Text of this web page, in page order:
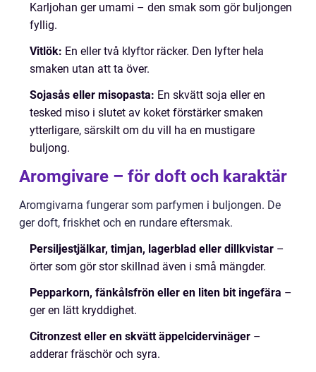
Karljohan ger umami – den smak som gör buljongen
fyllig.
Vitlök: En eller två klyftor räcker. Den lyfter hela
smaken utan att ta över.
Sojasås eller misopasta: En skvätt soja eller en
tesked miso i slutet av koket förstärker smaken
ytterligare, särskilt om du vill ha en mustigare
buljong.
Aromgivare – för doft och karaktär
Aromgivarna fungerar som parfymen i buljongen. De
ger doft, friskhet och en rundare eftersmak.
Persiljestjälkar, timjan, lagerblad eller dillkvistar –
örter som gör stor skillnad även i små mängder.
Pepparkorn, fänkålsfrön eller en liten bit ingefära –
ger en lätt kryddighet.
Citronzest eller en skvätt äppelcidervinäger –
adderar fräschör och syra.